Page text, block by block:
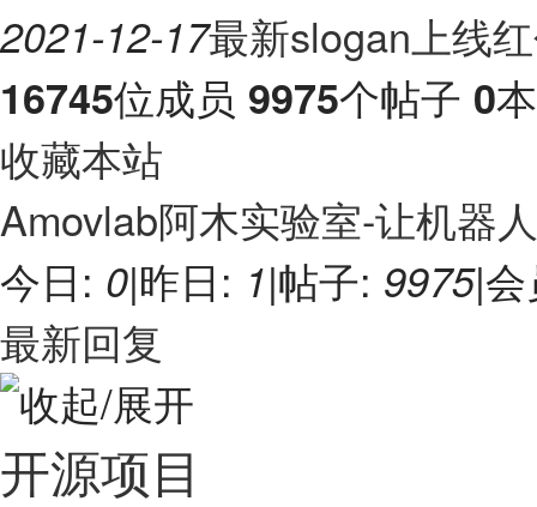
2021-12-17最新slogan上线
16745位成员 9975个帖子 0
收藏本站
Amovlab阿木实验室-让机器
今日: 0|昨日: 1|帖子: 9975|
最新回复
开源项目